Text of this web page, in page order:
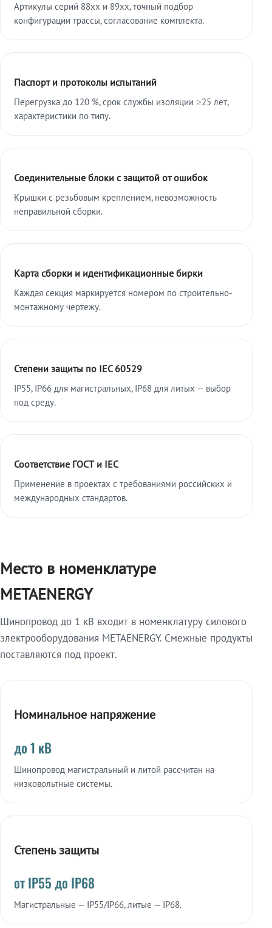
Артикулы серий 88xx и 89xx, точный подбор
конфигурации трассы, согласование комплекта.
Паспорт и протоколы испытаний
Перегрузка до 120 %, срок службы изоляции ≥25 лет,
характеристики по типу.
Соединительные блоки с защитой от ошибок
Крышки с резьбовым креплением, невозможность
неправильной сборки.
Карта сборки и идентификационные бирки
Каждая секция маркируется номером по строительно-
монтажному чертежу.
Степени защиты по IEC 60529
IP55, IP66 для магистральных, IP68 для литых — выбор
под среду.
Соответствие ГОСТ и IEC
Применение в проектах с требованиями российских и
международных стандартов.
Место в номенклатуре
METAENERGY
Шинопровод до 1 кВ входит в номенклатуру силового
электрооборудования METAENERGY. Смежные продукты
поставляются под проект.
Номинальное напряжение
до 1 кВ
Шинопровод магистральный и литой рассчитан на
низковольтные системы.
Степень защиты
от IP55 до IP68
Магистральные — IP55/IP66, литые — IP68.